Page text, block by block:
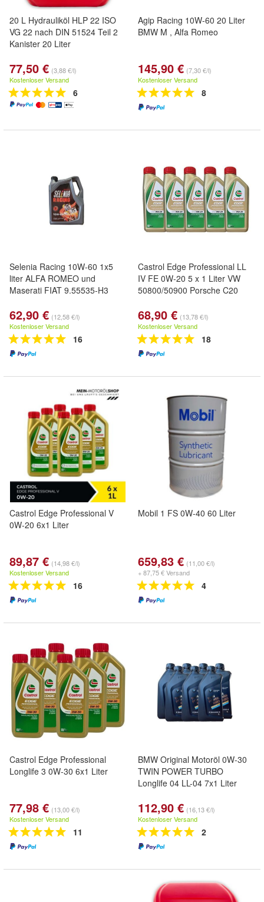
20 L Hydrauliköl HLP 22 ISO
VG 22 nach DIN 51524 Teil 2
Kanister 20 Liter
77,50 € (3,88 €/l)
Kostenloser Versand
6
Agip Racing 10W-60 20 Liter
BMW M , Alfa Romeo
145,90 € (7,30 €/l)
Kostenloser Versand
8
Selenia Racing 10W-60 1x5
liter ALFA ROMEO und
Maserati FIAT 9.55535-H3
62,90 € (12,58 €/l)
Kostenloser Versand
16
Castrol Edge Professional LL
IV FE 0W-20 5 x 1 Liter VW
50800/50900 Porsche C20
68,90 € (13,78 €/l)
Kostenloser Versand
18
Castrol Edge Professional V
0W-20 6x1 Liter
89,87 € (14,98 €/l)
Kostenloser Versand
16
Mobil 1 FS 0W-40 60 Liter
659,83 € (11,00 €/l)
+ 87,75 € Versand
4
Castrol Edge Professional
Longlife 3 0W-30 6x1 Liter
77,98 € (13,00 €/l)
Kostenloser Versand
11
BMW Original Motoröl 0W-30
TWIN POWER TURBO
Longlife 04 LL-04 7x1 Liter
112,90 € (16,13 €/l)
Kostenloser Versand
2